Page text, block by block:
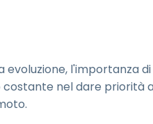
l'importanza
nel dare priorità